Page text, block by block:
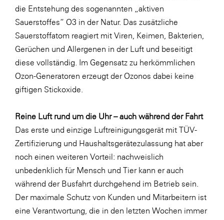
die Entstehung des sogenannten „aktiven
Sauerstoffes“ O3 in der Natur. Das zusätzliche
Sauerstoffatom reagiert mit Viren, Keimen, Bakterien,
Gerüchen und Allergenen in der Luft und beseitigt
diese vollständig. Im Gegensatz zu herkömmlichen
Ozon-Generatoren erzeugt der Ozonos dabei keine
giftigen Stickoxide.
Reine Luft rund um die Uhr – auch während der Fahrt
Das erste und einzige Luftreinigungsgerät mit TÜV-
Zertifizierung und Haushaltsgerätezulassung hat aber
noch einen weiteren Vorteil: nachweislich
unbedenklich für Mensch und Tier kann er auch
während der Busfahrt durchgehend im Betrieb sein.
Der maximale Schutz von Kunden und Mitarbeitern ist
eine Verantwortung, die in den letzten Wochen immer